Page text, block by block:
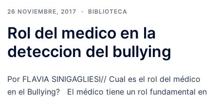
26 NOVIEMBRE, 2017 BIBLIOTECA
Rol del medico en la
deteccion del bullying
Por FLAVIA SINIGAGLIESI// Cual es el rol del médico
en el Bullying? El médico tiene un rol fundamental en